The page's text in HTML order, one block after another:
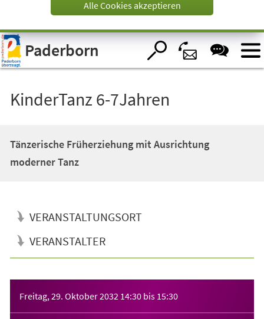
Visuelle
Assistenzsoftware
öffnen.
Alle Cookies akzeptieren
Paderborn
KinderTanz 6-7Jahren
Tänzerische Früherziehung mit Ausrichtung
moderner Tanz
VERANSTALTUNGSORT
VERANSTALTER
Freitag, 29. Oktober 2032 14:30 bis 15:30